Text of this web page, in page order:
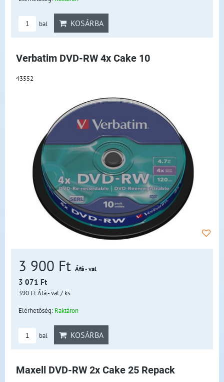
bal KOSÁRBA
Verbatim DVD-RW 4x Cake 10
43552
3 900 Ft Áfá - val
3 071 Ft
390 FtÁfá - val/ ks
Elérhetőség: Raktáron
bal KOSÁRBA
Maxell DVD-RW 2x Cake 25 Repack